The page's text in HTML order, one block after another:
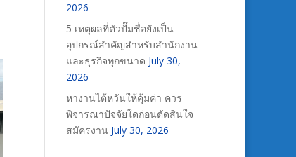
2026
5 เหตุผลที่ตัวปั๊มชื่อยังเป็น
อุปกรณ์สำคัญสำหรับสำนักงาน
และธุรกิจทุกขนาด July 30,
2026
หางานไต้หวันให้คุ้มค่า ควร
พิจารณาปัจจัยใดก่อนตัดสินใจ
สมัครงาน July 30, 2026